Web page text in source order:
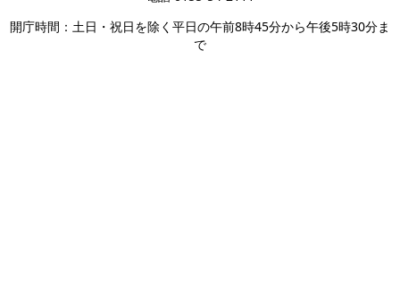
開庁時間：土日・祝日を除く平日の午前8時45分から午後5時30分ま
で